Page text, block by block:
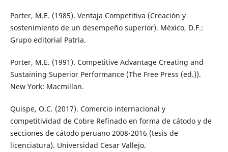
Porter, M.E. (1985). Ventaja Competitiva (Creación y
sostenimiento de un desempeño superior). México, D.F.:
Grupo editorial Patria.
Porter, M.E. (1991). Competitive Advantage Creating and
Sustaining Superior Performance (The Free Press (ed.)).
New York: Macmillan.
Quispe, O.C. (2017). Comercio internacional y
competitividad de Cobre Refinado en forma de cátodo y de
secciones de cátodo peruano 2008-2016 (tesis de
licenciatura). Universidad Cesar Vallejo.